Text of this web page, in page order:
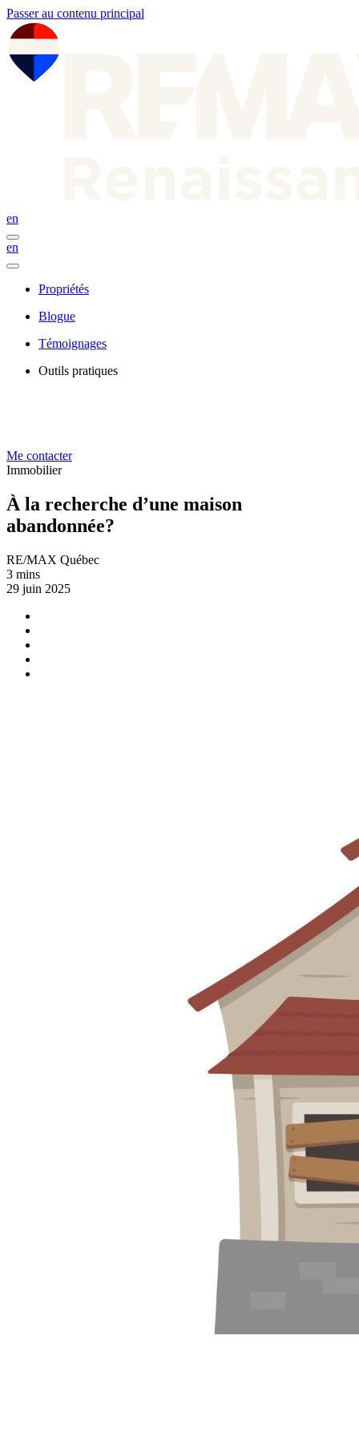
Passer au contenu principal
en
en
Propriétés
Blogue
Témoignages
Outils pratiques
Me contacter
Immobilier
À la recherche d’une maison
abandonnée?
RE/MAX Québec
3 mins
29 juin 2025